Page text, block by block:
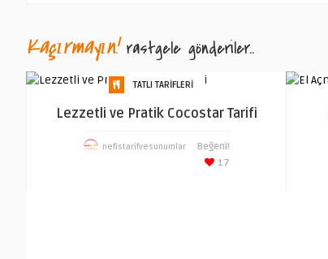
Kaçırmayın! rastgele gönderiler..
TATLI TARIFLERI
Lezzetli ve Pratik Cocostar Tarifi
nefistarifvesunumlar
Beğeni!
17